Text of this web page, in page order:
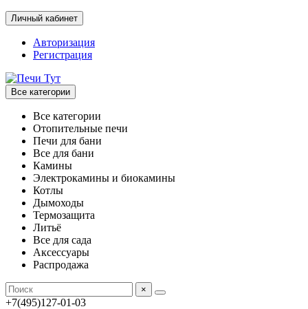
Личный кабинет
Авторизация
Регистрация
Все категории
Все категории
Отопительные печи
Печи для бани
Все для бани
Камины
Электрокамины и биокамины
Котлы
Дымоходы
Термозащита
Литьё
Все для сада
Аксессуары
Распродажа
×
+7(495)127-01-03